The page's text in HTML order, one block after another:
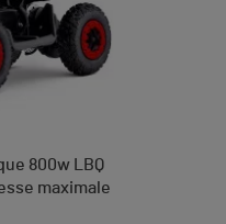
800w LBQ
maximale